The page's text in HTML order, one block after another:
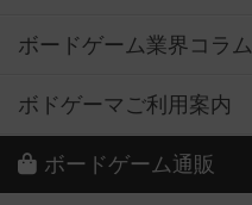
ボードゲーム業界コラム
ボドゲーマご利用案内
ボードゲーム通販